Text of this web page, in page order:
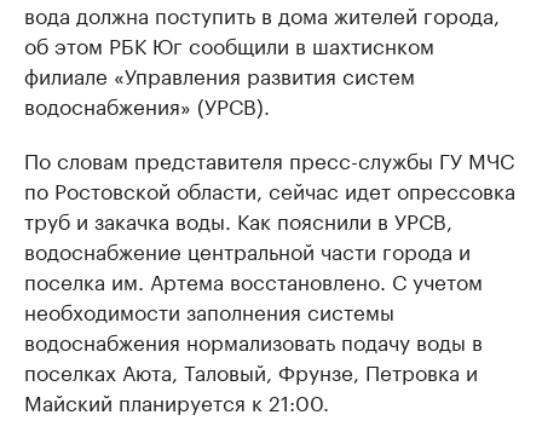
вода должна поступить в дома жителей города,
об этом РБК Юг сообщили в шахтиснком
филиале «Управления развития систем
водоснабжения» (УРСВ).
По словам представителя пресс-службы ГУ МЧС
по Ростовской области, сейчас идет опрессовка
труб и закачка воды. Как пояснили в УРСВ,
водоснабжение центральной части города и
поселка им. Артема восстановлено. С учетом
необходимости заполнения системы
водоснабжения нормализовать подачу воды в
поселках Аюта, Таловый, Фрунзе, Петровка и
Майский планируется к 21:00.